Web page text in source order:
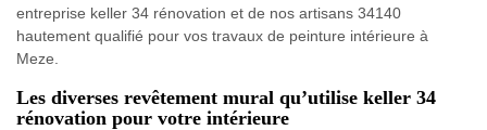
entreprise keller 34 rénovation et de nos artisans 34140
hautement qualifié pour vos travaux de peinture intérieure à
Meze.
Les diverses revêtement mural qu’utilise keller 34
rénovation pour votre intérieure